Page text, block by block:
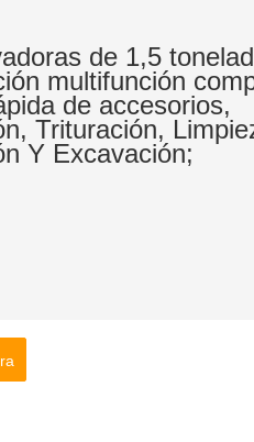
de 1,5
multifunción
de accesorios,
Trituración,
Y Excavación;